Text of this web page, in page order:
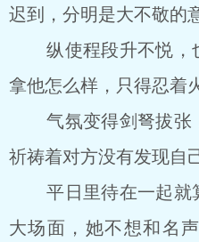
迟到，分明是大不敬的
纵使程段升不悦，
拿他怎么样，只得忍着
气氛变得剑弩拔张，
祈祷着对方没有发现自
平日里待在一起就
大场面，她不想和名